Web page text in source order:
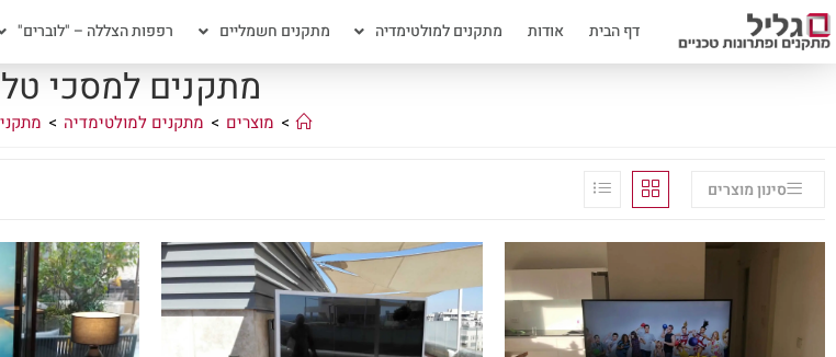
דף הבית אודות מתקנים למולטימדיה מתקנים חשמליים רפפות הצללה – "לוברים"
מתקנים למסכי
> מוצרים > מתקנים למולטימדיה >
סינון מוצרים